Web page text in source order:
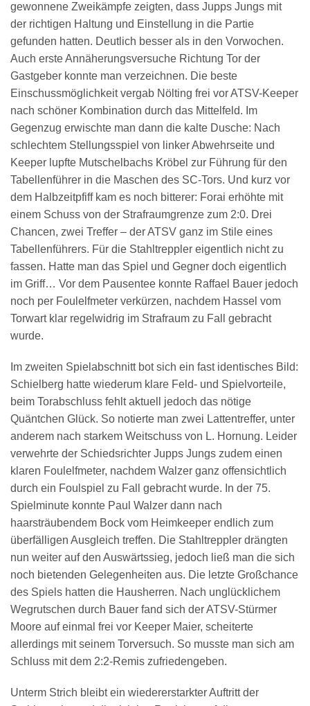
gewonnene Zweikämpfe zeigten, dass Jupps Jungs mit
der richtigen Haltung und Einstellung in die Partie
gefunden hatten. Deutlich besser als in den Vorwochen.
Auch erste Annäherungsversuche Richtung Tor der
Gastgeber konnte man verzeichnen. Die beste
Einschussmöglichkeit vergab Nölting frei vor ATSV-Keeper
nach schöner Kombination durch das Mittelfeld. Im
Gegenzug erwischte man dann die kalte Dusche: Nach
schlechtem Stellungsspiel von linker Abwehrseite und
Keeper lupfte Mutschelbachs Kröbel zur Führung für den
Tabellenführer in die Maschen des SC-Tors. Und kurz vor
dem Halbzeitpfiff kam es noch bitterer: Forai erhöhte mit
einem Schuss von der Strafraumgrenze zum 2:0. Drei
Chancen, zwei Treffer – der ATSV ganz im Stile eines
Tabellenführers. Für die Stahltreppler eigentlich nicht zu
fassen. Hatte man das Spiel und Gegner doch eigentlich
im Griff… Vor dem Pausentee konnte Raffael Bauer jedoch
noch per Foulelfmeter verkürzen, nachdem Hassel vom
Torwart klar regelwidrig im Strafraum zu Fall gebracht
wurde.
Im zweiten Spielabschnitt bot sich ein fast identisches Bild:
Schielberg hatte wiederum klare Feld- und Spielvorteile,
beim Torabschluss fehlt aktuell jedoch das nötige
Quäntchen Glück. So notierte man zwei Lattentreffer, unter
anderem nach starkem Weitschuss von L. Hornung. Leider
verwehrte der Schiedsrichter Jupps Jungs zudem einen
klaren Foulelfmeter, nachdem Walzer ganz offensichtlich
durch ein Foulspiel zu Fall gebracht wurde. In der 75.
Spielminute konnte Paul Walzer dann nach
haarsträubendem Bock vom Heimkeeper endlich zum
überfälligen Ausgleich treffen. Die Stahltreppler drängten
nun weiter auf den Auswärtssieg, jedoch ließ man die sich
noch bietenden Gelegenheiten aus. Die letzte Großchance
des Spiels hatten die Hausherren. Nach unglücklichem
Wegrutschen durch Bauer fand sich der ATSV-Stürmer
Moore auf einmal frei vor Keeper Maier, scheiterte
allerdings mit seinem Torversuch. So musste man sich am
Schluss mit dem 2:2-Remis zufriedengeben.
Unterm Strich bleibt ein wiedererstarkter Auftritt der